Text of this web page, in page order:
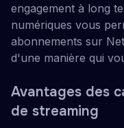
engagement à long
numériques vous
abonnements sur
d'une manière qui
Avantages des
de streaming